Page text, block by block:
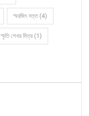
স্মরজিৎ দত্ত (4)
স্মৃতি শেখর মিত্র (1)